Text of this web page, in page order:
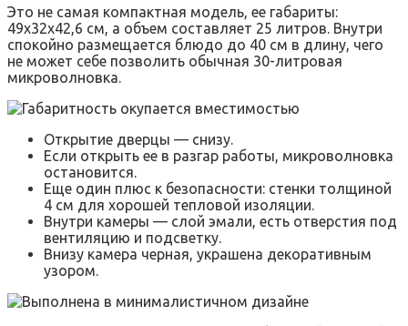
Это не самая компактная модель, ее габариты:
49х32х42,6 см, а объем составляет 25 литров. Внутри
спокойно размещается блюдо до 40 см в длину, чего
не может себе позволить обычная 30-литровая
микроволновка.
Открытие дверцы — снизу.
Если открыть ее в разгар работы, микроволновка
остановится.
Еще один плюс к безопасности: стенки толщиной
4 см для хорошей тепловой изоляции.
Внутри камеры — слой эмали, есть отверстия под
вентиляцию и подсветку.
Внизу камера черная, украшена декоративным
узором.